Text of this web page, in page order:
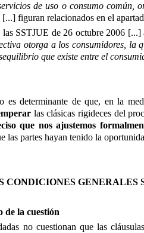
de uso o consumo común,
figuran relacionados en el
SSTJUE de 26 octubre 2006
otorga a los consumidores, la
que existe entre el
es determinante de que, en la
las clásicas rigideces del
que nos ajustemos
las partes hayan tenido la
CONDICIONES GENERALES
de la cuestión
no cuestionan que las